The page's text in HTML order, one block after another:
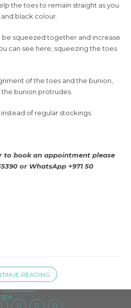
the toes to remain straight as you
black colour.
be squeezed together and increase
can see here; squeezing the toes
of the toes and the bunion,
bunion protrudes.
of regular stockings.
to book an appointment please
or WhatsApp +971 50
READING